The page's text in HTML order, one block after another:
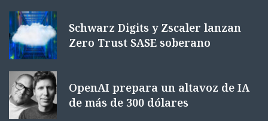
Schwarz Digits y Zscaler lanzan
Zero Trust SASE soberano
OpenAI prepara un altavoz de IA
de más de 300 dólares